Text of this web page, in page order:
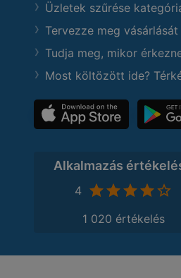
Üzletek szűrése
Tervezze meg
Tudja meg, mikor
Most költözött ide?
Alkalmazás
4
1 020 értékelés